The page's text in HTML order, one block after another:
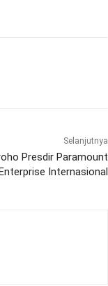
Selanjutnya
Presdir Paramount
Internasional